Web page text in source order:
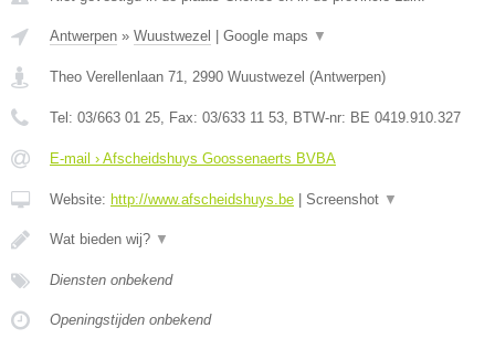
Antwerpen » Wuustwezel Google maps ▼
Theo Verellenlaan 71, 2990 Wuustwezel (Antwerpen)
Tel: 03/663 01 25, Fax: 03/633 11 53, BTW-nr: BE 0419.910.327
E-mail › Afscheidshuys Goossenaerts BVBA
Website: http://www.afscheidshuys.be Screenshot ▼
Wat bieden wij? ▼
Diensten onbekend
Openingstijden onbekend